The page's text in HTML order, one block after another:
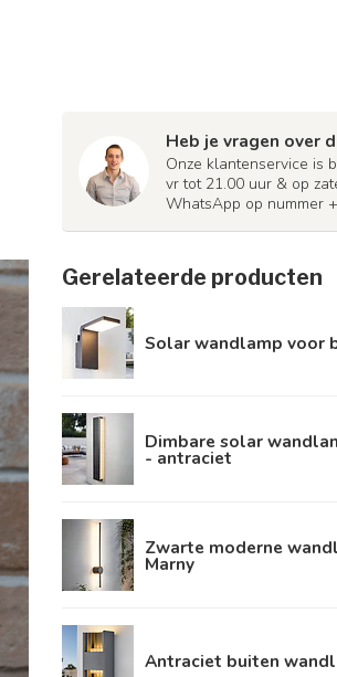
Heb je vragen over
Onze klantenservice is
vr tot 21.00 uur & op
WhatsApp op nummer
Gerelateerde producten
Solar wandlamp voor
Dimbare solar
- antraciet
Zwarte moderne
Marny
Antraciet buiten